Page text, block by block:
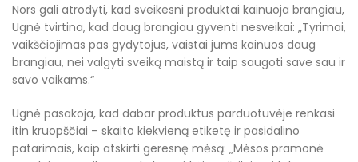
Nors gali atrodyti, kad sveikesni produktai kainuoja brangiau,
Ugnė tvirtina, kad daug brangiau gyventi nesveikai: „Tyrimai,
vaikščiojimas pas gydytojus, vaistai jums kainuos daug
brangiau, nei valgyti sveiką maistą ir taip saugoti save sau ir
savo vaikams.“
Ugnė pasakoja, kad dabar produktus parduotuvėje renkasi
itin kruopščiai – skaito kiekvieną etiketę ir pasidalino
patarimais, kaip atskirti geresnę mėsą: „Mėsos pramonė